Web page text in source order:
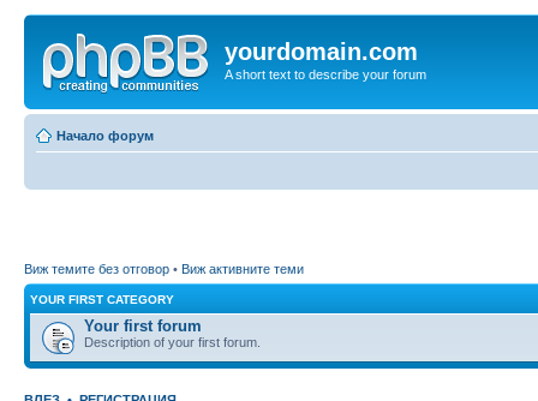
yourdomain.com
A short text to describe your forum
Начало форум
Виж темите без отговор • Виж активните теми
YOUR FIRST CATEGORY
Your first forum
Description of your first forum.